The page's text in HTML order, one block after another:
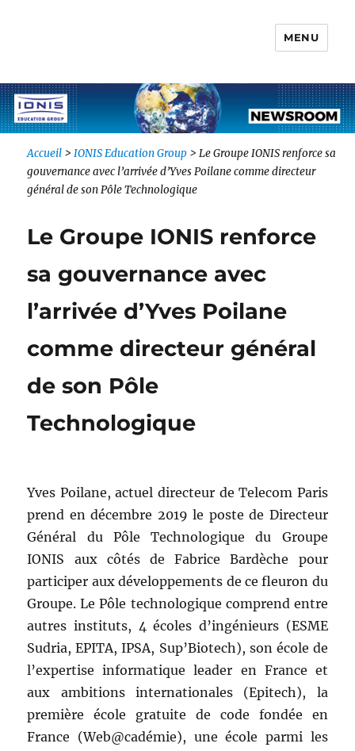
MENU
Accueil >IONIS Education Group >Le Groupe IONIS renforce sa
gouvernance avec l’arrivée d’Yves Poilane comme directeur
général de son Pôle Technologique
Le Groupe IONIS renforce
sa gouvernance avec
l’arrivée d’Yves Poilane
comme directeur général
de son Pôle
Technologique
Yves Poilane, actuel directeur de Telecom Paris
prend en décembre 2019 le poste de Directeur
Général du Pôle Technologique du Groupe
IONIS aux côtés de Fabrice Bardèche pour
participer aux développements de ce fleuron du
Groupe. Le Pôle technologique comprend entre
autres instituts, 4 écoles d’ingénieurs (ESME
Sudria, EPITA, IPSA, Sup’Biotech), son école de
l’expertise informatique leader en France et
aux ambitions internationales (Epitech), la
première école gratuite de code fondée en
France (Web@cadémie), une école parmi les